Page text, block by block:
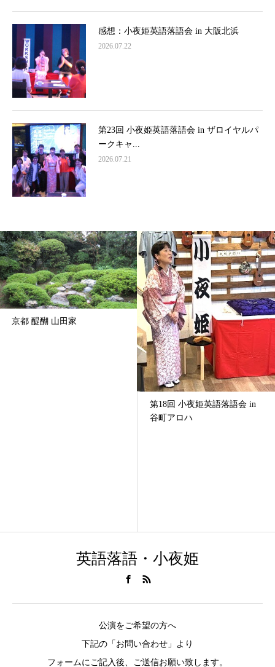
感想：小夜姫英語落語会 in 大阪北浜
2026.07.22
第23回 小夜姫英語落語会 in ザロイヤルパ
ークキャ...
2026.07.21
京都 醍醐 山田家
第18回 小夜姫英語落語会 in
谷町アロハ
英語落語・小夜姫
公演をご希望の方へ
下記の「お問い合わせ」より
フォームにご記入後、ご送信お願い致します。